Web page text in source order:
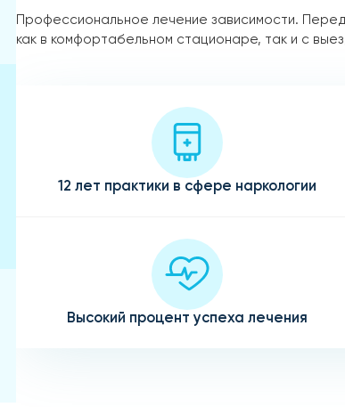
Профессиональное лечение зависимости.
как в комфортабельном стационаре, так и с
12 лет практики в сфере наркологии
Высокий процент успеха лечения